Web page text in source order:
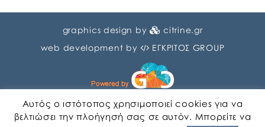
graphics design by
citrine.gr
web development by
ΕΓΚΡΙΤΟΣ GROUP
Αυτός ο ιστότοπος χρησιμοποιεί cookies για να
βελτιώσει την πλοήγησή σας σε αυτόν. Μπορείτε να